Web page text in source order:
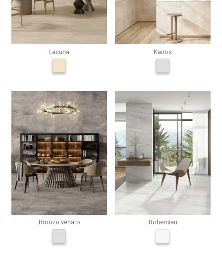
Lacuna Kairos
Bronzo venato Bohemian